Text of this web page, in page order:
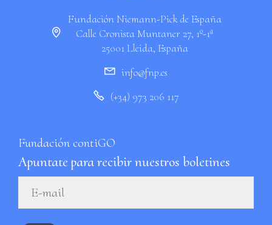
Fundación Niemann-Pick de España
Calle Cronista Muntaner 27, 1º-1ª
25001 Lleida, España
info@fnp.es
(+34) 973 206 117
Fundación contiGO
Apuntate para recibir nuestros boletines